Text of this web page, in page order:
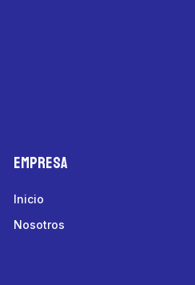
Empresa
Inicio
Nosotros